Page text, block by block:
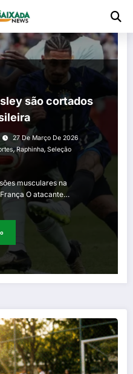
são cortados
27 De Março De 2026
,Raphinha, Seleção
musculares na
O atacante…